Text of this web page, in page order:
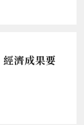
濟成果要